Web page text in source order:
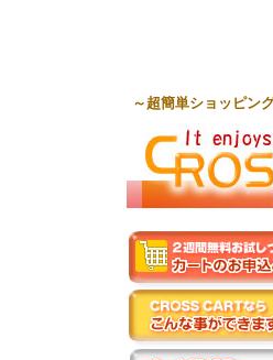
～超簡単ショッピン